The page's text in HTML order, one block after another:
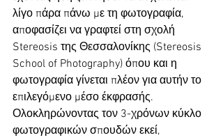
λίγο πάρα πάνω με τη φωτογραφία,
αποφασίζει να γραφτεί στη σχολή
Stereosis της Θεσσαλονίκης (Stereosis
School of Photography) όπου και η
φωτογραφία γίνεται πλέον για αυτήν το
επιλεγόμενο μέσο έκφρασής.
Ολοκληρώνοντας τον 3-χρόνων κύκλο
φωτογραφικών σπουδών εκεί,